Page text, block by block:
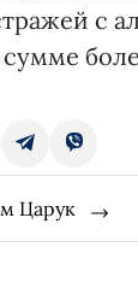
с
сумме
Царук